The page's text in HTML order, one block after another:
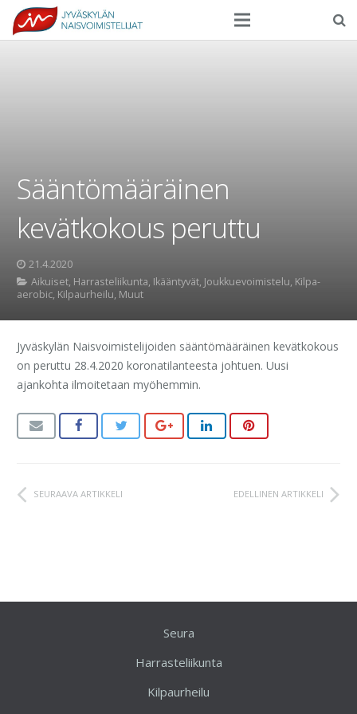
Ilmoittautuminen
Yhteystiedot
Sääntömääräinen
kevätkokous peruttu
21.4.2020
Aikuiset, Harrasteliikunta, Ikääntyvät, Joukkuevoimistelu, Kilpa-
aerobic, Kilpaurheilu, Muut
Jyväskylän Naisvoimistelijoiden sääntömääräinen kevätkokous
on peruttu 28.4.2020 koronatilanteesta johtuen. Uusi
ajankohta ilmoitetaan myöhemmin.
EDELLINEN ARTIKKELI
SEURAAVA ARTIKKELI
Seura
Harrasteliikunta
Kilpaurheilu